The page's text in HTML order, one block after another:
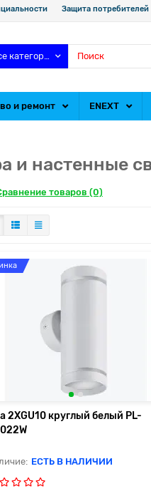
Защита потребителей
категории
и ремонт ENEXT
и настенные
товаров (0)
2XGU10 круглый белый PL-
ЕСТЬ В НАЛИЧИИ